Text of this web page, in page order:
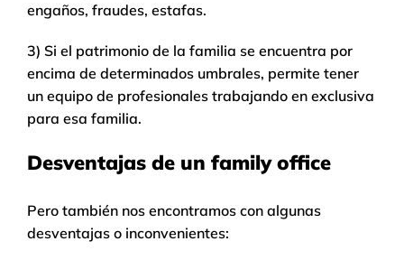
engaños, fraudes, estafas.
3) Si el patrimonio de la familia se encuentra por
encima de determinados umbrales, permite tener
un equipo de profesionales trabajando en exclusiva
para esa familia.
Desventajas de un family office
Pero también nos encontramos con algunas
desventajas o inconvenientes: